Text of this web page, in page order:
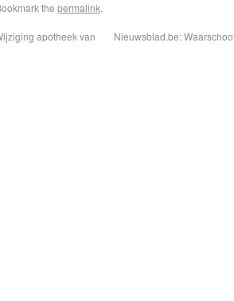
the permalink.
apotheek van
Nieuwsblad.be: